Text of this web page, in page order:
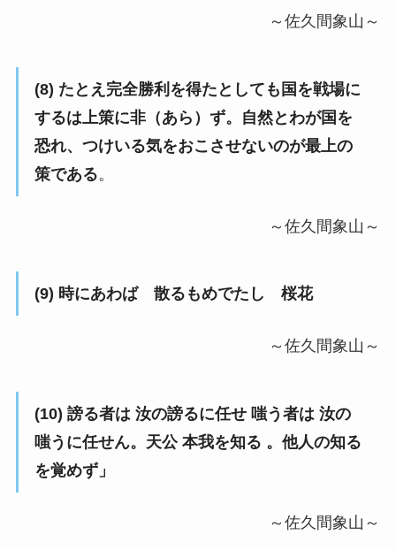
～佐久間象山～
(8) たとえ完全勝利を得たとしても国を戦場に
するは上策に非（あら）ず。自然とわが国を
恐れ、つけいる気をおこさせないのが最上の
策である。
～佐久間象山～
(9) 時にあわば 散るもめでたし 桜花
～佐久間象山～
(10) 謗る者は 汝の謗るに任せ 嗤う者は 汝の
嗤うに任せん。天公 本我を知る 。他人の知る
を覚めず」
～佐久間象山～